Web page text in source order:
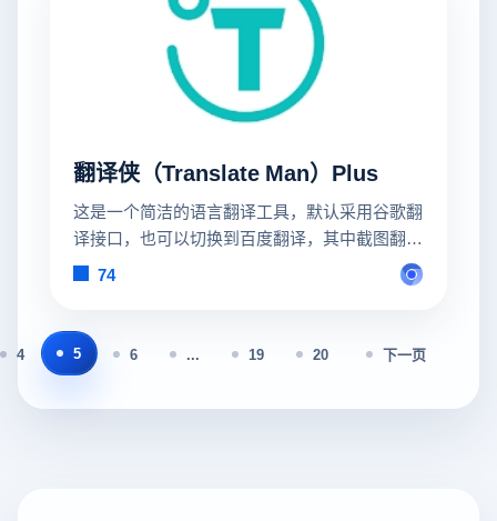
翻译侠（Translate Man）Plus
这是一个简洁的语言翻译工具，默认采用谷歌翻
译接口，也可以切换到百度翻译，其中截图翻译
采用的百度OCR接口
74
4 5 6 ... 19 20 下一页